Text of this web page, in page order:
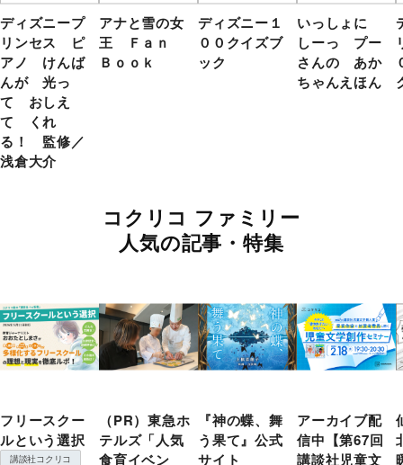
ディズニープ
リンセス ピ
アノ けんば
んが 光っ
て おしえ
て くれ
る！ 監修／
浅倉大介
アナと雪の女
王 Ｆａｎ
Ｂｏｏｋ
ディズニー１
００クイズブ
ック
いっしょに
しーっ プー
さんの あか
ちゃんえほん
コクリコ ファミリー
人気の記事・特集
フリースクー
ルという選択
講談社コクリコ
（PR）東急ホ
テルズ「人気
食育イベン
『神の蝶、舞
う果て』公式
サイト
アーカイブ配
信中【第67回
講談社児童文